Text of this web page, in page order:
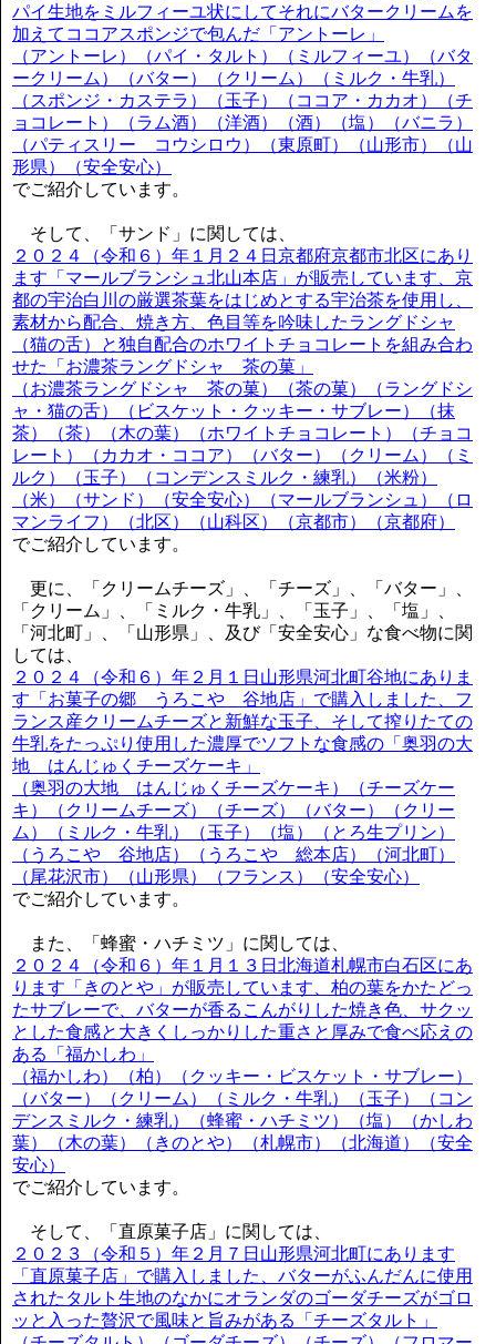
パイ生地をミルフィーユ状にしてそれにバタークリームを
加えてココアスポンジで包んだ「アントーレ」
（アントーレ）（パイ・タルト）（ミルフィーユ）（バタ
ークリーム）（バター）（クリーム）（ミルク・牛乳）
（スポンジ・カステラ）（玉子）（ココア・カカオ）（チ
ョコレート）（ラム酒）（洋酒）（酒）（塩）（バニラ）
（パティスリー コウシロウ）（東原町）（山形市）（山
形県）（安全安心）
でご紹介しています。
そして、「サンド」に関しては、
２０２４（令和６）年１月２４日京都府京都市北区にあり
ます「マールブランシュ北山本店」が販売しています、京
都の宇治白川の厳選茶葉をはじめとする宇治茶を使用し、
素材から配合、焼き方、色目等を吟味したラングドシャ
（猫の舌）と独自配合のホワイトチョコレートを組み合わ
せた「お濃茶ラングドシャ 茶の菓」
（お濃茶ラングドシャ 茶の菓）（茶の菓）（ラングドシ
ャ・猫の舌）（ビスケット・クッキー・サブレー）（抹
茶）（茶）（木の葉）（ホワイトチョコレート）（チョコ
レート）（カカオ・ココア）（バター）（クリーム）（ミ
ルク）（玉子）（コンデンスミルク・練乳）（米粉）
（米）（サンド）（安全安心）（マールブランシュ）（ロ
マンライフ）（北区）（山科区）（京都市）（京都府）
でご紹介しています。
更に、「クリームチーズ」、「チーズ」、「バター」、
「クリーム」、「ミルク・牛乳」、「玉子」、「塩」、
「河北町」、「山形県」、及び「安全安心」な食べ物に関
しては、
２０２４（令和６）年２月１日山形県河北町谷地にありま
す「お菓子の郷 うろこや 谷地店」で購入しました、フ
ランス産クリームチーズと新鮮な玉子、そして搾りたての
牛乳をたっぷり使用した濃厚でソフトな食感の「奥羽の大
地 はんじゅくチーズケーキ」
（奥羽の大地 はんじゅくチーズケーキ）（チーズケー
キ）（クリームチーズ）（チーズ）（バター）（クリー
ム）（ミルク・牛乳）（玉子）（塩）（とろ生プリン）
（うろこや 谷地店）（うろこや 総本店）（河北町）
（尾花沢市）（山形県）（フランス）（安全安心）
でご紹介しています。
また、「蜂蜜・ハチミツ」に関しては、
２０２４（令和６）年１月１３日北海道札幌市白石区にあ
ります「きのとや」が販売しています、柏の葉をかたどっ
たサブレーで、バターが香るこんがりした焼き色、サクッ
とした食感と大きくしっかりした重さと厚みで食べ応えの
ある「福かしわ」
（福かしわ）（柏）（クッキー・ビスケット・サブレー）
（バター）（クリーム）（ミルク・牛乳）（玉子）（コン
デンスミルク・練乳）（蜂蜜・ハチミツ）（塩）（かしわ
葉）（木の葉）（きのとや）（札幌市）（北海道）（安全
安心）
でご紹介しています。
そして、「直原菓子店」に関しては、
２０２３（令和５）年２月７日山形県河北町にあります
「直原菓子店」で購入しました、バターがふんだんに使用
されたタルト生地のなかにオランダのゴーダチーズがゴロ
ッと入った贅沢で風味と旨みがある「チーズタルト」